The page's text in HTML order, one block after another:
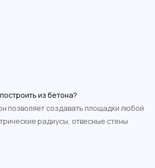
из бетона?
позволяет создавать площадки любой
радиусы, отвесные стены